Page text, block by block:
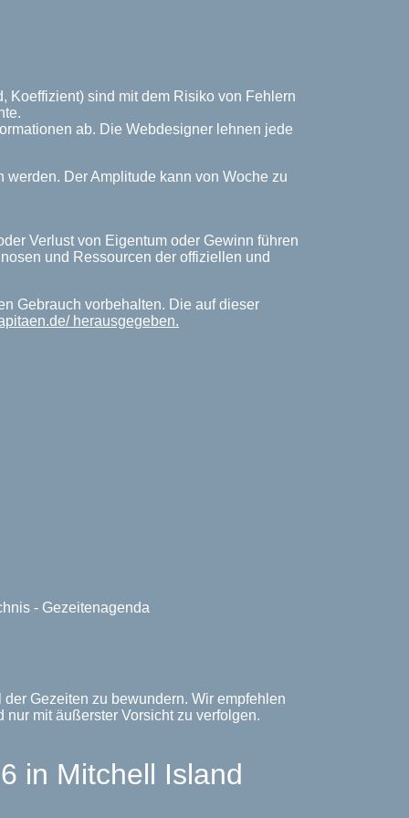
Koeffizient) sind mit dem Risiko von Fehlern
ab. Die Webdesigner lehnen jede
Der Amplitude kann von Woche zu
Verlust von Eigentum oder Gewinn führen
und Ressourcen der offiziellen und
Gebrauch vorbehalten. Die auf dieser
herausgegeben.
- Gezeitenagenda
Gezeiten zu bewundern. Wir empfehlen
mit äußerster Vorsicht zu verfolgen.
in Mitchell Island